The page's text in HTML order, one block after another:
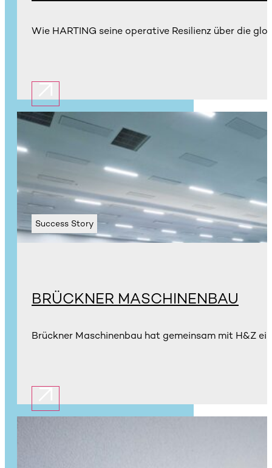
Wie HARTING seine operative Resilienz über die
Success Story
BRÜCKNER MASCHINENBAU
Brückner Maschinenbau hat gemeinsam mit H&Z